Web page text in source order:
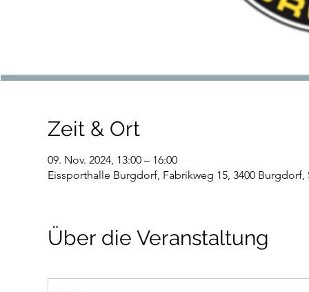
Zeit & Ort
09. Nov. 2024, 13:00 – 16:00
Eissporthalle Burgdorf, Fabrikweg 15, 3400 Burgdorf,
Über die Veranstaltung